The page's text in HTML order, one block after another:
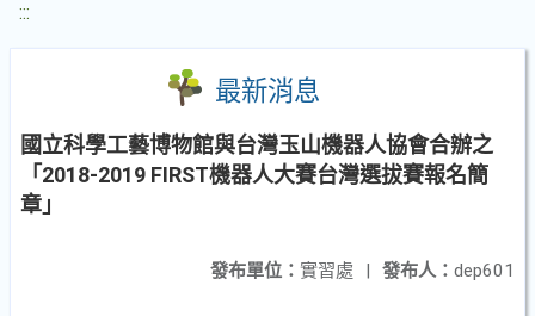
:::
最新消息
國立科學工藝博物館與台灣玉山機器人協會合辦之
「2018-2019 FIRST機器人大賽台灣選拔賽報名簡
章」
發布人： dep601
發布單位： 實習處 |